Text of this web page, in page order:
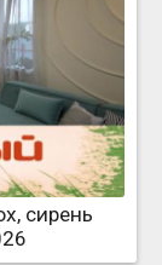
сирень